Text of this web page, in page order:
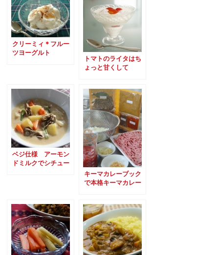
クリーミィ＊フルー
ツヨーグルト
トマトのライタはち
ょっと甘くして
ベジ仕様 アーモン
ドミルクでシチュー
キーマカレーブック
で本格キーマカレー